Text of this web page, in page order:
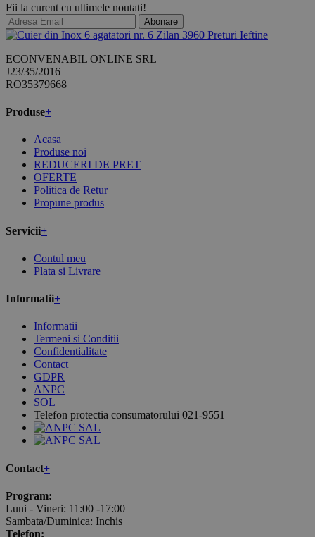
Fii la curent cu ultimele noutati!
Abonare
ECONVENABIL ONLINE SRL
J23/35/2016
RO35379668
Produse+
Acasa
Produse noi
REDUCERI DE PRET
OFERTE
Politica de Retur
Propune produs
Servicii+
Contul meu
Plata si Livrare
Informatii+
Informatii
Termeni si Conditii
Confidentialitate
Contact
GDPR
ANPC
SOL
Telefon protectia consumatorului 021-9551
Contact+
Program:
Luni - Vineri: 11:00 -17:00
Sambata/Duminica: Inchis
Telefon: